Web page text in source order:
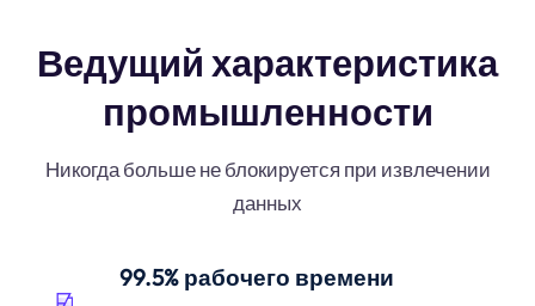
Ведущий характеристика
промышленности
Никогда больше не блокируется при извлечении
данных
99.5% рабочего времени